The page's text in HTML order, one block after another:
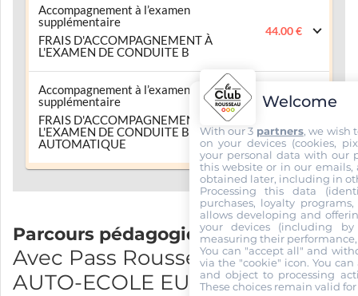
Accompagnement à l’examen
supplémentaire
FRAIS D'ACCOMPAGNEMENT À
L'EXAMEN DE CONDUITE B
44.00 €
Accompagnement à l’examen
supplémentaire
FRAIS D'ACCOMPAGNEMENT À
L'EXAMEN DE CONDUITE BOITE
AUTOMATIQUE
Parcours pédagogique
Avec Pass Rousseau et EI
AUTO-ECOLE EUROPE
Welcome
With our 3 partners, we wish
on your devices (cookies,
your personal data with our
this website or in our emails,
obtained later, including in
Processing this data
purchases, loyalty
allows developing and
your devices (including
measuring their
You can "accept all" and
via the "cookie" icon. You
and object to processing
These choices remain valid